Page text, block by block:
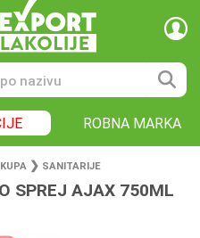
ROBNA MARKA
❯ SANITARIJE
SPREJ AJAX 750ML